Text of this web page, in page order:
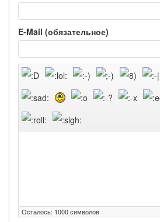
E-Mail (обязательное)
Осталось: 1000символов